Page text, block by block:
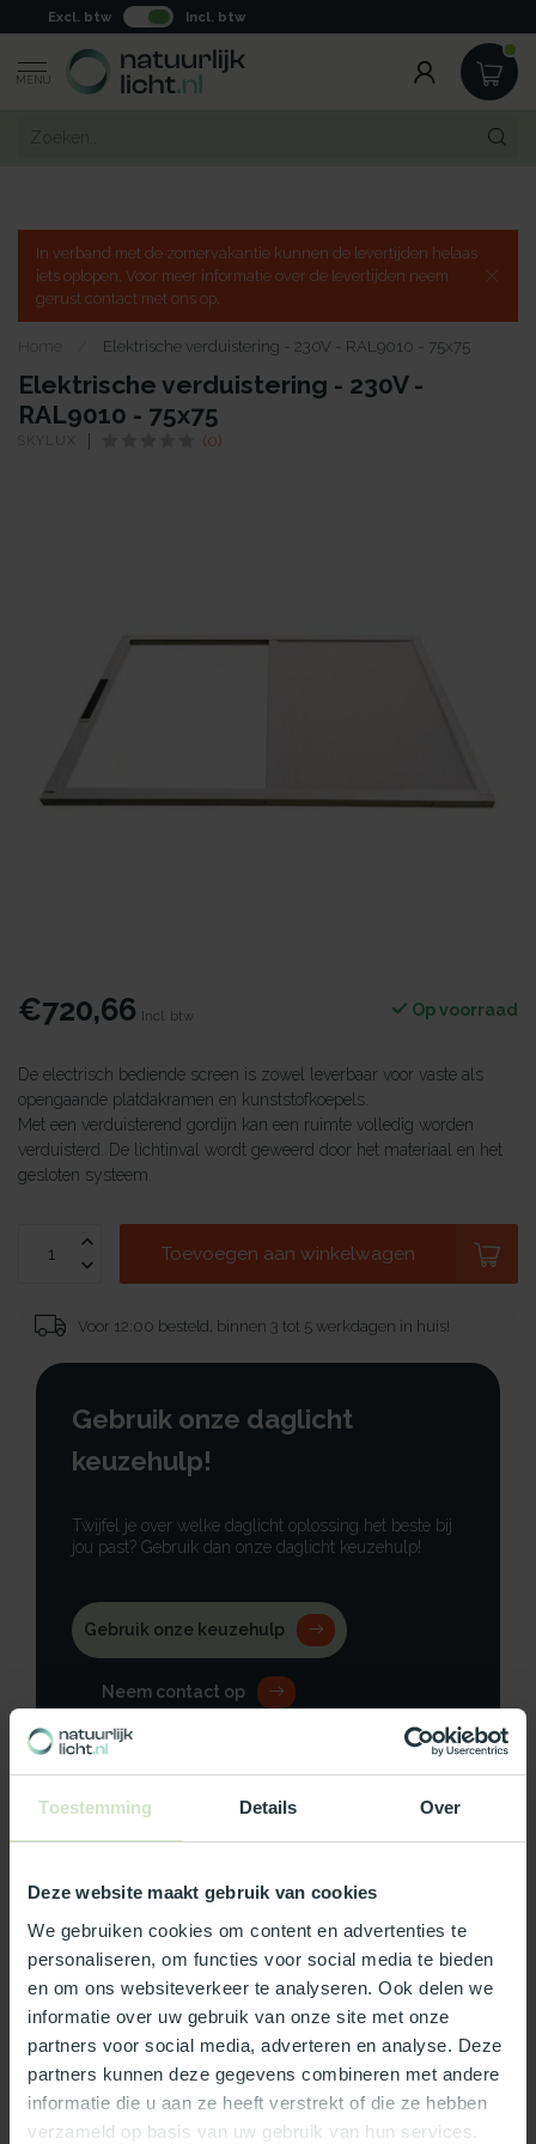
Toestemming Details Over
Deze website maakt gebruik van cookies
We gebruiken cookies om content en advertenties te
personaliseren, om functies voor social media te bieden
en om ons websiteverkeer te analyseren. Ook delen we
informatie over uw gebruik van onze site met onze
partners voor social media, adverteren en analyse. Deze
partners kunnen deze gegevens combineren met andere
informatie die u aan ze heeft verstrekt of die ze hebben
verzameld op basis van uw gebruik van hun services.
Excl. btw Incl. btw
MENU
In verband met de zomervakantie kunnen de levertijden helaas
iets oplopen. Voor meer informatie over de levertijden neem
gerust contact met ons op.
Home Elektrische verduistering - 230V - RAL9010 - 75x75
Elektrische verduistering - 230V -
RAL9010 - 75x75
SKYLUX (0)
€720,66 Incl. btw Op voorraad
De electrisch bediende screen is zowel leverbaar voor vaste als
opengaande platdakramen en kunststofkoepels.
Met een verduisterend gordijn kan een ruimte volledig worden
verduisterd. De lichtinval wordt geweerd door het materiaal en het
gesloten systeem.
Toevoegen aan winkelwagen
Voor 12:00 besteld, binnen 3 tot 5 werkdagen in huis!
Gebruik onze daglicht
keuzehulp!
Twijfel je over welke daglicht oplossing het beste bij
jou past? Gebruik dan onze daglicht keuzehulp!
Gebruik onze keuzehulp
Neem contact op
Productomschrijving
Specificaties
Reviews
Wat ons écht bijzonder maakt:
Officieel Skylux dealer!